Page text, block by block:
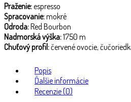
Praženie:espresso
Spracovanie:mokré
Odroda:Red Bourbon
Nadmorská výška:1750 m
Chuťový profil:červené ovocie,
Popis
Ďalšie informácie
Recenzie (0)